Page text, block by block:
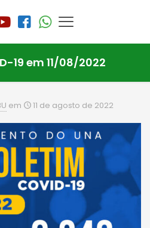
19 em 11/08/2022
em 11 de agosto de 2022